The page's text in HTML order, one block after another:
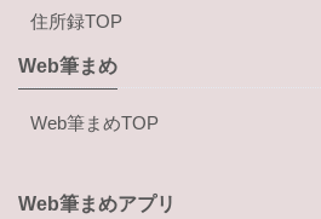
住所録TOP
Web筆まめ
Web筆まめTOP
Web筆まめアプリ